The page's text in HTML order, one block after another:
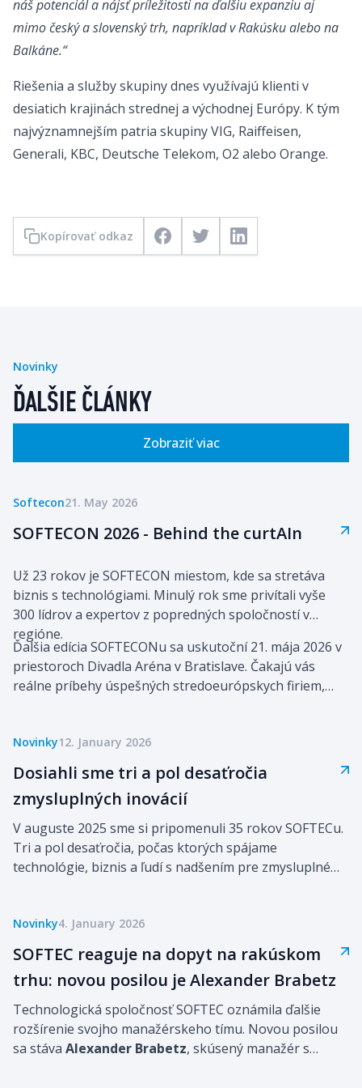
náš potenciál a nájsť príležitosti na ďalšiu expanziu aj
mimo český a slovenský trh, napríklad v Rakúsku alebo na
Balkáne.“
Riešenia a služby skupiny dnes využívajú klienti v
desiatich krajinách strednej a východnej Európy. K tým
najvýznamnejším patria skupiny VIG, Raiffeisen,
Generali, KBC, Deutsche Telekom, O2 alebo Orange.
Kopírovať odkaz FacebookTwitterLinkedIn
Novinky
ĎALŠIE ČLÁNKY
Zobraziť viac
Softecon21. May 2026
SOFTECON 2026 - Behind the curtAIn
Už 23 rokov je SOFTECON miestom, kde sa stretáva
biznis s technológiami. Minulý rok sme privítali vyše
300 lídrov a expertov z popredných spoločností v
regióne.
Ďalšia edícia SOFTECONu sa uskutoční 21. mája 2026 v
priestoroch Divadla Aréna v Bratislave. Čakajú vás
reálne príbehy úspešných stredoeurópskych firiem,
Novinky12. January 2026
Dosiahli sme tri a pol desaťročia
zmysluplných inovácií
V auguste 2025 sme si pripomenuli 35 rokov SOFTECu.
Tri a pol desaťročia, počas ktorých spájame
technológie, biznis a ľudí s nadšením pre zmysluplné
tímovosť, dôvera a ľudia, ktorí tvoria náš príbeh.
Novinky4. January 2026
SOFTEC reaguje na dopyt na rakúskom
trhu: novou posilou je Alexander Brabetz
Technologická spoločnosť SOFTEC oznámila ďalšie
rozšírenie svojho manažérskeho tímu. Novou posilou
sa stáva Alexander Brabetz, skúsený manažér s